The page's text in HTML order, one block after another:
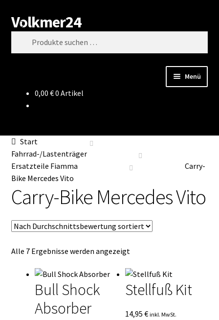
Zur
Navigation
springen
Zum
Inhalt
springen
Volkmer24
Suchen
Menü
Impressum
Datenschutz
Impressum
Kasse
Mein Konto
Vertrag widerrufen
0,00 €0 Artikel
Start
Fahrrad-/Lastenträger
Ersatzteile Fiamma
Carry-
Bike Mercedes Vito
Carry-Bike Mercedes Vito
Alle 7 Ergebnisse werden angezeigtNach
sortiert
Bull Shock
Absorber
Stellfuß Kit
14,95€ inkl. MwSt.